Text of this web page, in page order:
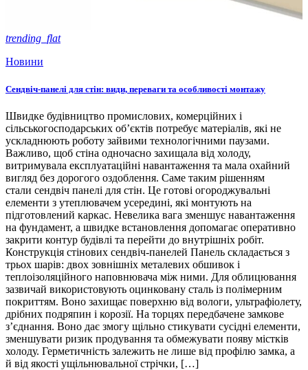
trending_flat
Новини
Сендвіч-панелі для стін: види, переваги та особливості монтажу
Швидке будівництво промислових, комерційних і
сільськогосподарських об’єктів потребує матеріалів, які не
ускладнюють роботу зайвими технологічними паузами.
Важливо, щоб стіна одночасно захищала від холоду,
витримувала експлуатаційні навантаження та мала охайний
вигляд без дорогого оздоблення. Саме таким рішенням
стали сендвіч панелі для стін. Це готові огороджувальні
елементи з утеплювачем усередині, які монтують на
підготовлений каркас. Невелика вага зменшує навантаження
на фундамент, а швидке встановлення допомагає оперативно
закрити контур будівлі та перейти до внутрішніх робіт.
Конструкція стінових сендвіч-панелей Панель складається з
трьох шарів: двох зовнішніх металевих обшивок і
теплоізоляційного наповнювача між ними. Для облицювання
зазвичай використовують оцинковану сталь із полімерним
покриттям. Воно захищає поверхню від вологи, ультрафіолету,
дрібних подряпин і корозії. На торцях передбачене замкове
з’єднання. Воно дає змогу щільно стикувати сусідні елементи,
зменшувати ризик продування та обмежувати появу містків
холоду. Герметичність залежить не лише від профілю замка, а
й від якості ущільнювальної стрічки, […]